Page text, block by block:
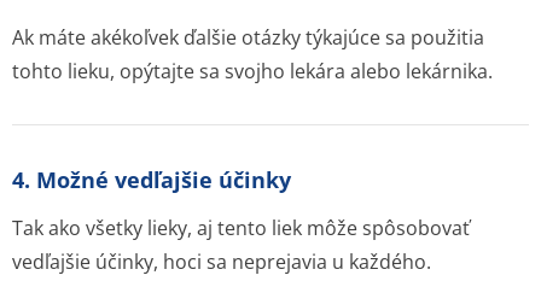
Ak máte akékoľvek ďalšie otázky týkajúce sa použitia
tohto lieku, opýtajte sa svojho lekára alebo lekárnika.
4. Možné vedľajšie účinky
Tak ako všetky lieky, aj tento liek môže spôsobovať
vedľajšie účinky, hoci sa neprejavia u každého.